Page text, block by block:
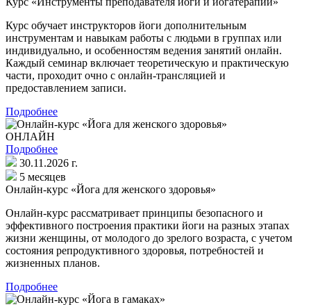
Курс обучает инструкторов йоги дополнительным
инструментам и навыкам работы с людьми в группах или
индивидуально, и особенностям ведения занятий онлайн.
Каждый семинар включает теоретическую и практическую
части, проходит очно с онлайн-трансляцией и
предоставлением записи.
Подробнее
ОНЛАЙН
Подробнее
30.11.2026 г.
5 месяцев
Онлайн-курс «Йога для женского здоровья»
Онлайн-курс рассматривает принципы безопасного и
эффективного построения практики йоги на разных этапах
жизни женщины, от молодого до зрелого возраста, с учетом
состояния репродуктивного здоровья, потребностей и
жизненных планов.
Подробнее